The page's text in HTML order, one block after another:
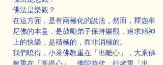
佛法是樂觀？
在這方面，是有兩極化的說法，然而，釋迦牟
尼佛的本意，是鼓勵弟子保持樂觀，追求精神
上的快樂，是積極的，而非消極的。
我們曉得，小乘佛教重在「出離心」，大乘佛